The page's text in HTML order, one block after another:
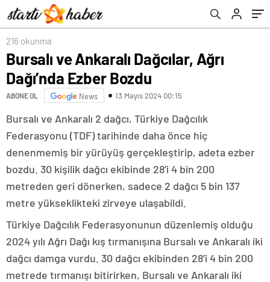
216 okunma
Bursalı ve Ankaralı Dağcılar, Ağrı
Dağı’nda Ezber Bozdu
ABONE OL News 13 Mayıs 2024 00:15
Bursalı ve Ankaralı 2 dağcı, Türkiye Dağcılık
Federasyonu (TDF) tarihinde daha önce hiç
denenmemiş bir yürüyüş gerçekleştirip, adeta ezber
bozdu. 30 kişilik dağcı ekibinde 28’i 4 bin 200
metreden geri dönerken, sadece 2 dağcı 5 bin 137
metre yükseklikteki zirveye ulaşabildi.
Türkiye Dağcılık Federasyonunun düzenlemiş olduğu
2024 yılı Ağrı Dağı kış tırmanışına Bursalı ve Ankaralı iki
dağcı damga vurdu. 30 dağcı ekibinden 28’i 4 bin 200
metrede tırmanışı bitirirken, Bursalı ve Ankaralı iki